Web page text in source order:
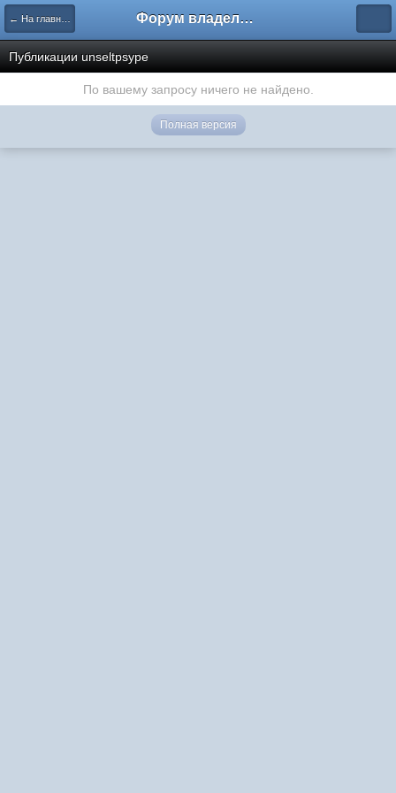
← На главную Форум владельцев интернет-магазинов
Публикации unseltpsype
По вашему запросу ничего не найдено.
Полная версия